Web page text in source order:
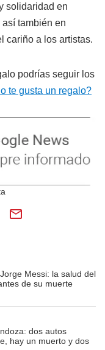
solidaridad en
también en
cariño a los artistas.
podrías seguir los
te gusta un regalo?
Messi: la salud del
de su muerte
dos autos
hay un muerto y dos